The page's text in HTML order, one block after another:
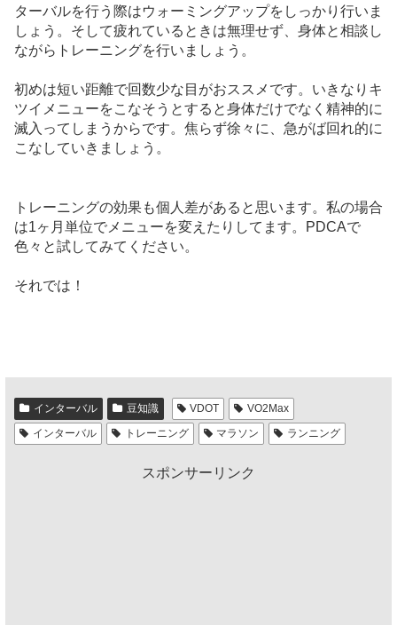
ターバルを行う際はウォーミングアップをしっかり行いま
しょう。そして疲れているときは無理せず、身体と相談し
ながらトレーニングを行いましょう。
初めは短い距離で回数少な目がおススメです。いきなりキ
ツイメニューをこなそうとすると身体だけでなく精神的に
滅入ってしまうからです。焦らず徐々に、急がば回れ的に
こなしていきましょう。
トレーニングの効果も個人差があると思います。私の場合
は1ヶ月単位でメニューを変えたりしてます。PDCAで
色々と試してみてください。
それでは！
インターバル 豆知識 VDOT
VO2Max
インターバル
トレーニング マラソン ランニング
スポンサーリンク